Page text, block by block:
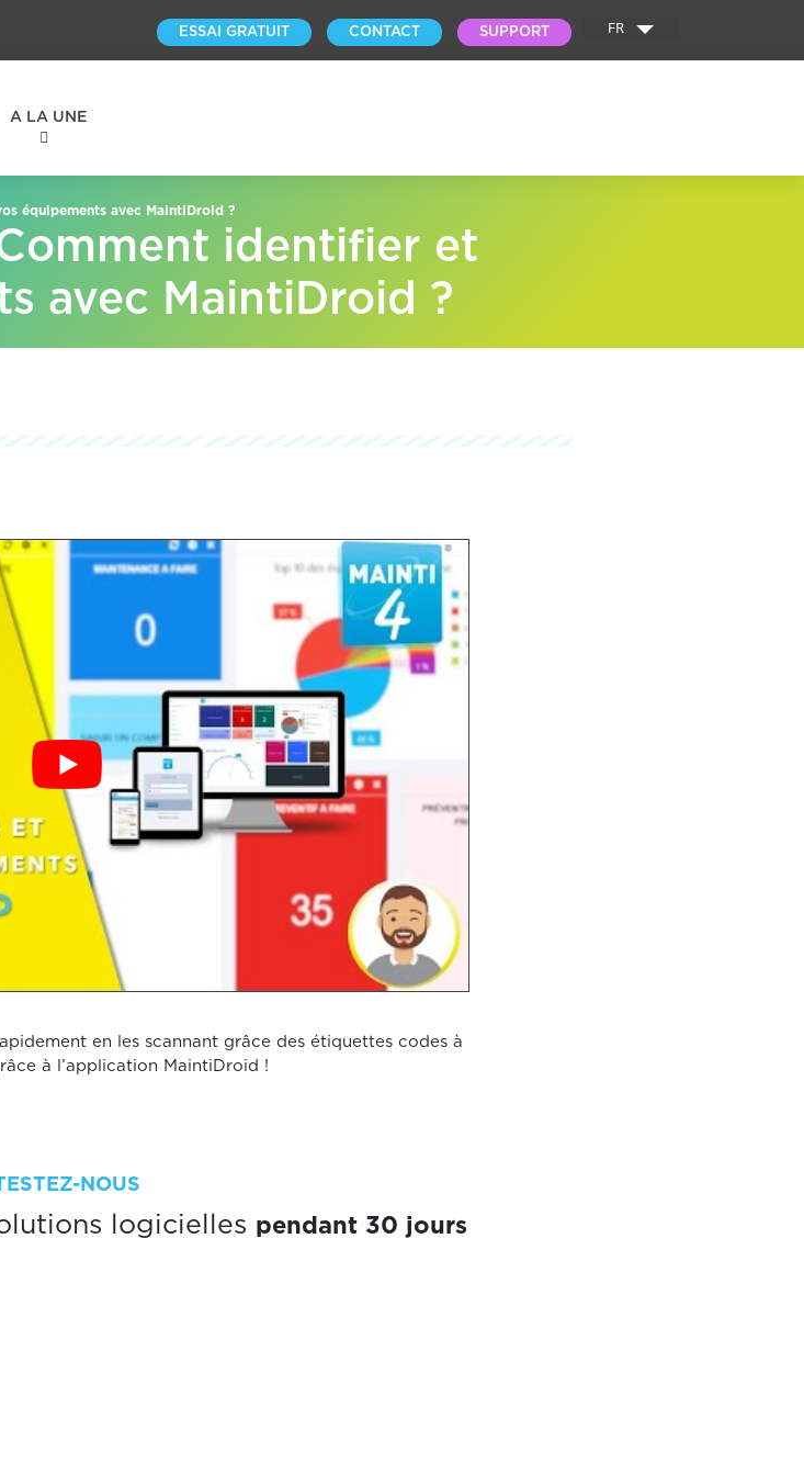
ESSAI GRATUIT CONTACT SUPPORT FR
A LA UNE
équipements avec MaintiDroid ?
identifier et
avec MaintiDroid ?
en les scannant grâce des étiquettes codes à
à l’application MaintiDroid !
NOUS
logicielles pendant 30 jours